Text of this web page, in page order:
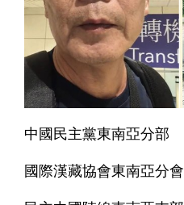
中國民主黨東南亞分部
國際漢藏協會東南亞分會